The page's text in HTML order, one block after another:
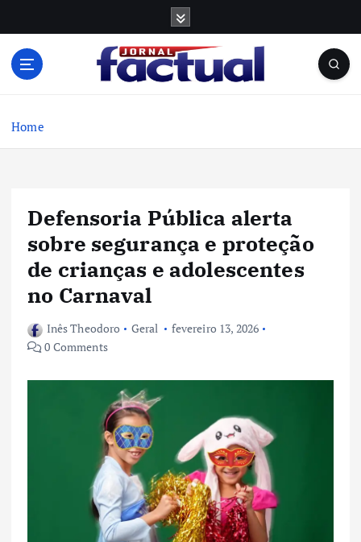
Home
Defensoria Pública alerta
sobre segurança e proteção
de crianças e adolescentes
no Carnaval
Inês Theodoro Geral
fevereiro 13, 2026
0 Comments